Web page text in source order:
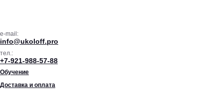
e-mail:
info@ukoloff.pro
тел.:
+7-921-988-57-88
Обучение
Доставка и оплата